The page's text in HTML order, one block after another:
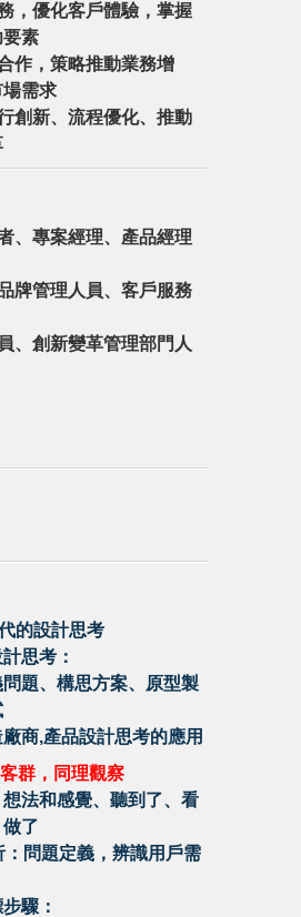
，優化客戶體驗，掌握
要素
作，策略推動業務增
需求
創新、流程優化、推動
、專案經理、產品經理
牌管理人員、客戶服務
、創新變革管理部門人
的設計思考
思考：
問題、構思方案、原型製
商,產品設計思考的應用
群，同理觀察
想法和感覺、聽到了、看
了
：問題定義，辨識用戶需
驟：